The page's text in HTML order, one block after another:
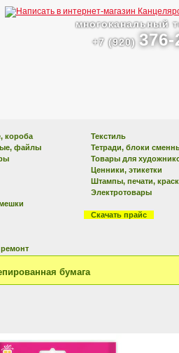
многоканальный
+7 (920)
короба
файлы
Текстиль
Тетради, блоки
Товары для
Ценники, этикетки
Штампы, печати,
Электротовары
Скачать прайс
бумага